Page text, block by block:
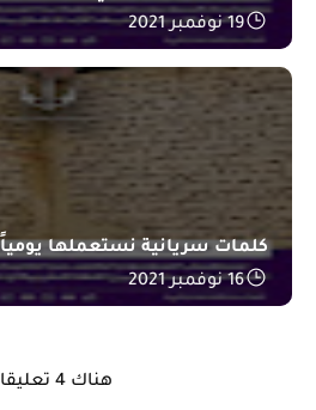
19 نوفمبر 2021
كلمات سريانية نستعملها يومياً
16 نوفمبر 2021
هناك 4 تعليقات